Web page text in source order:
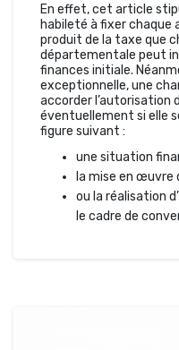
En effet, cet article
habileté à fixer chaque
produit de la taxe que
départementale peut
finances initiale.
exceptionnelle, une
accorder l’autorisation
éventuellement si elle
figure suivant :
une situation
la mise en œuvre
ou la réalisation
le cadre de